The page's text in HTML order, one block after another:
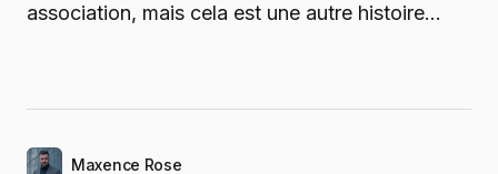
association, mais cela est une autre histoire…
Maxence Rose